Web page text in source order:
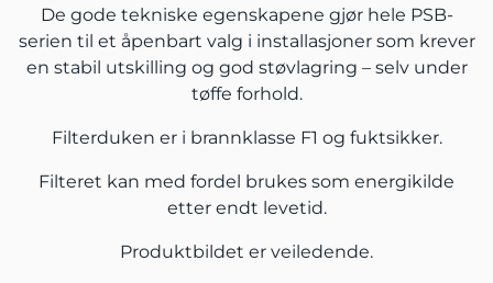
De gode tekniske egenskapene gjør hele PSB-
serien til et åpenbart valg i installasjoner som krever
en stabil utskilling og god støvlagring – selv under
tøffe forhold.
Filterduken er i brannklasse F1 og fuktsikker.
Filteret kan med fordel brukes som energikilde
etter endt levetid.
Produktbildet er veiledende.